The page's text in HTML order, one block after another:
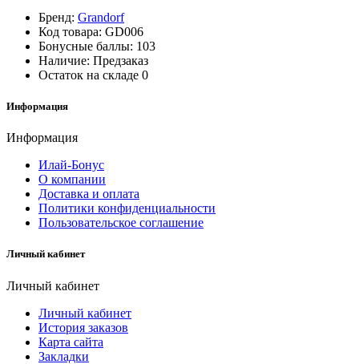
Бренд: Grandorf
Код товара: GD006
Бонусные баллы: 103
Наличие: Предзаказ
Остаток на складе 0
Информация
Информация
Илай-Бонус
О компании
Доставка и оплата
Политики конфиденциальности
Пользовательское соглашение
Личный кабинет
Личный кабинет
Личный кабинет
История заказов
Карта сайта
Закладки